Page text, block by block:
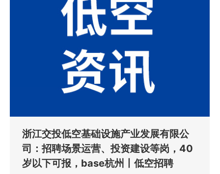
浙江交投低空基础设施产业发展有限公
司：招聘场景运营、投资建设等岗，40
岁以下可报，base杭州丨低空招聘